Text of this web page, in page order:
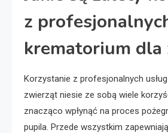
z
krematorium
Korzystanie z profesjonalnych
zwierząt niesie ze sobą wiele
znacząco wpłynąć na proces
pupila. Przede wszystkim